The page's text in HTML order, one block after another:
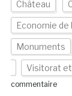
Château
Economie de
Monuments
Visitorat
commentaire